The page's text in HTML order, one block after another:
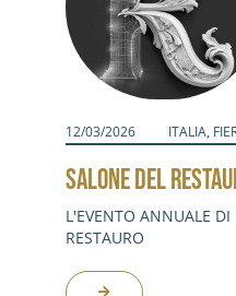
12/03/2026 ITALIA,
SALONE DEL
L'EVENTO ANNUALE
RESTAURO